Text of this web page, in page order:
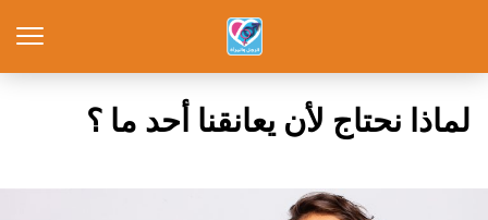
لماذا نحتاج لأن يعانقنا أحد ما ؟